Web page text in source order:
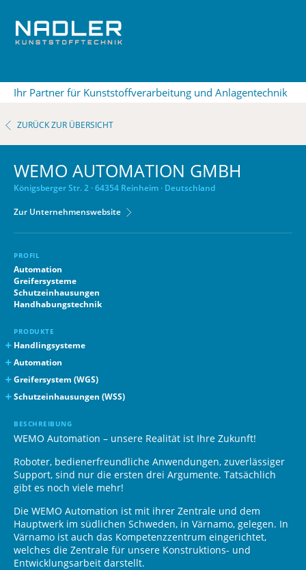
Ihr Partner für Kunststoffverarbeitung und Anlagentechnik
ZURÜCK ZUR ÜBERSICHT
WEMO AUTOMATION GMBH
Königsberger Str. 2 · 64354 Reinheim · Deutschland
Zur Unternehmenswebsite
PROFIL
Automation
Greifersysteme
Schutzeinhausungen
Handhabungstechnik
PRODUKTE
Handlingsysteme
SERVOMOTORISCHE ANGUSSPICKER
Wemo 4-5 Swingarm
Wemo 3-5 Linear Picker
Wemo xLine Linearroboter
SEITENENTNAHME-ROBOTER
DOPPELACHS-ROBOTER
Wemo Basic2 Linearroboter
Automation
Automotive
Technische Teile
Greifersystem (WGS)
Quick-Lock Schnellwechselsystem
Profilsystem & Besfestigungen
Vakuumkomponenten
Schutzeinhausungen (WSS)
BESCHREIBUNG
WEMO Automation – unsere Realität ist Ihre Zukunft!
Roboter, bedienerfreundliche Anwendungen, zuverlässiger
Support, sind nur die ersten drei Argumente. Tatsächlich
gibt es noch viele mehr!
Die WEMO Automation ist mit ihrer Zentrale und dem
Hauptwerk im südlichen Schweden, in Värnamo, gelegen. In
Värnamo ist auch das Kompetenzzentrum eingerichtet,
welches die Zentrale für unsere Konstruktions- und
Entwicklungsarbeit darstellt.